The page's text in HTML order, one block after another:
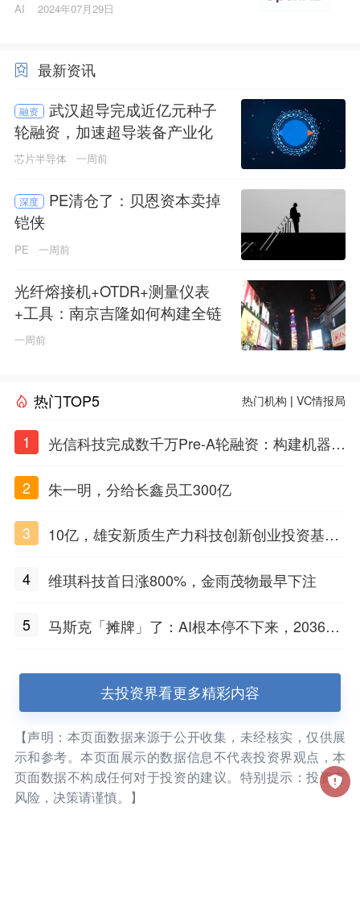
AI 2024年07月29日
最新资讯
融资
武汉超导完成近亿元种子
轮融资，加速超导装备产业化
芯片半导体 一周前
深度
PE清仓了：贝恩资本卖掉
铠侠
PE 一周前
光纤熔接机+OTDR+测量仪表
+工具：南京吉隆如何构建全链
路解决方案
一周前
热门TOP5 热门机构 |VC情报局
1
光信科技完成数千万Pre-A轮融资：构建机器理
知闭环
2 朱一明，分给长鑫员工300亿
3
10亿，雄安新质生产力科技创新创业投资基金
4
维琪科技首日涨800%，金雨茂物最早下注
5
马斯克「摊牌」了：AI根本停不下来，2036金
去投资界看更多精彩内容
【声明：本页面数据来源于公开收集，未经核实，仅供展
示和参考。本页面展示的数据信息不代表投资界观点，本
页面数据不构成任何对于投资的建议。特别提示：投资有
风险，决策请谨慎。】